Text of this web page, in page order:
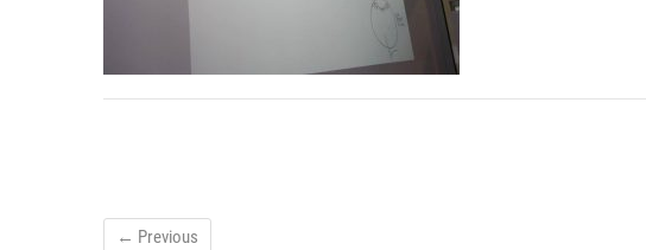
← Previous